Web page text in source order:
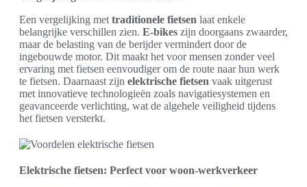
Een vergelijking met traditionele fietsen laat enkele
belangrijke verschillen zien. E-bikes zijn doorgaans zwaarder,
maar de belasting van de berijder vermindert door de
ingebouwde motor. Dit maakt het voor mensen zonder veel
ervaring met fietsen eenvoudiger om de route naar hun werk
te fietsen. Daarnaast zijn elektrische fietsen vaak uitgerust
met innovatieve technologieën zoals navigatiesystemen en
geavanceerde verlichting, wat de algehele veiligheid tijdens
het fietsen versterkt.
Elektrische fietsen: Perfect voor woon-werkverkeer